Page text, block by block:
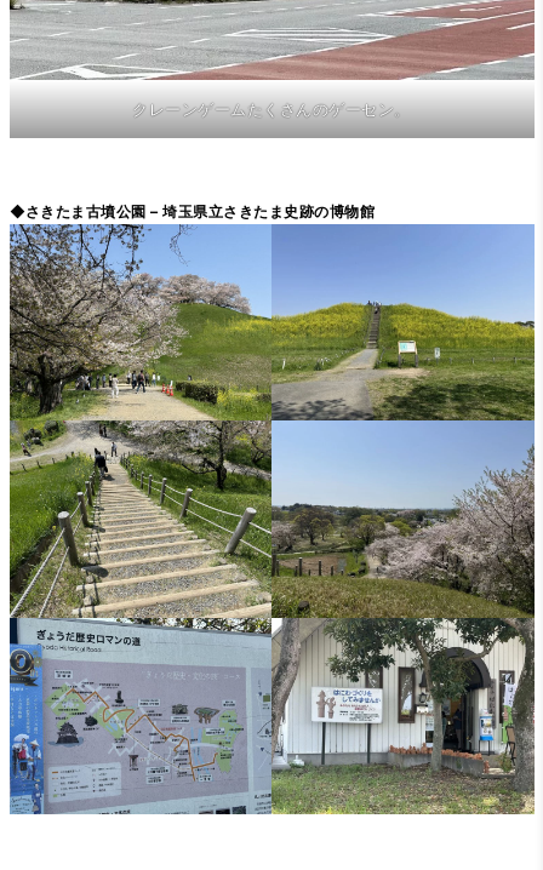
クレーンゲームたくさんのゲーセン。
◆さきたま古墳公園 – 埼玉県立さきたま史跡の博物館